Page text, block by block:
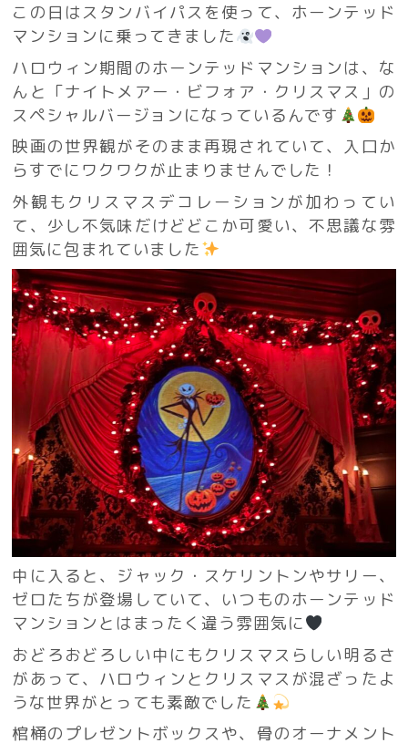
この日はスタンバイパスを使って、ホーンテッド
マンションに乗ってきました
ハロウィン期間のホーンテッドマンションは、な
んと「ナイトメアー・ビフォア・クリスマス」の
スペシャルバージョンになっているんです
映画の世界観がそのまま再現されていて、入口か
らすでにワクワクが止まりませんでした！
外観もクリスマスデコレーションが加わってい
て、少し不気味だけどどこか可愛い、不思議な雰
囲気に包まれていました
中に入ると、ジャック・スケリントンやサリー、
ゼロたちが登場していて、いつものホーンテッド
マンションとはまったく違う雰囲気に
おどろおどろしい中にもクリスマスらしい明るさ
があって、ハロウィンとクリスマスが混ざったよ
うな世界がとっても素敵でした
棺桶のプレゼントボックスや、骨のオーナメント